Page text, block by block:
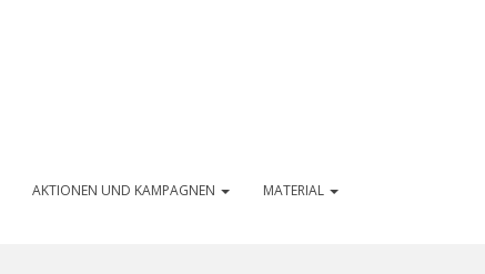
AKTIONEN UND KAMPAGNEN MATERIAL